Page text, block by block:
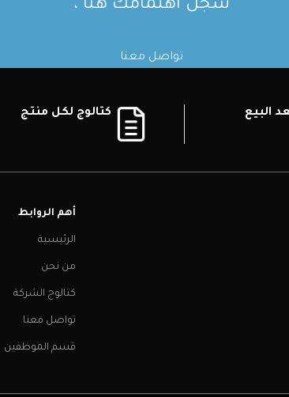
سجل اهتمامك هنا ،
تواصل معنا
البيع كتالوج لكل منتج
أهم الروابط
الرئيسية
من نحن
كتالوج الشركة
تواصل معنا
قسم الموظفين